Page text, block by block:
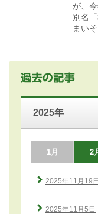
が、
別名
まい
2025年
1月 2
2025年11月19日
2025年11月5日